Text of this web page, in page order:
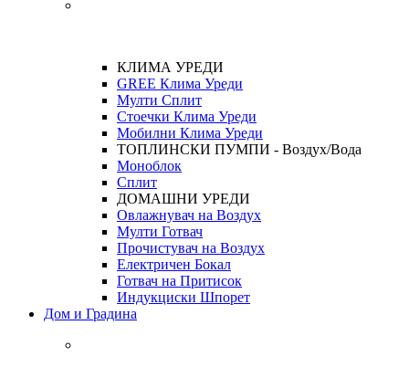
КЛИМА УРЕДИ
GREE Клима Уреди
Мулти Сплит
Стоечки Клима Уреди
Мобилни Клима Уреди
ТОПЛИНСКИ ПУМПИ - Воздух/Вода
Моноблок
Сплит
ДОМАШНИ УРЕДИ
Овлажнувач на Воздух
Мулти Готвач
Прочистувач на Воздух
Електричен Бокал
Готвач на Притисок
Индукциски Шпорет
Дом и Градина